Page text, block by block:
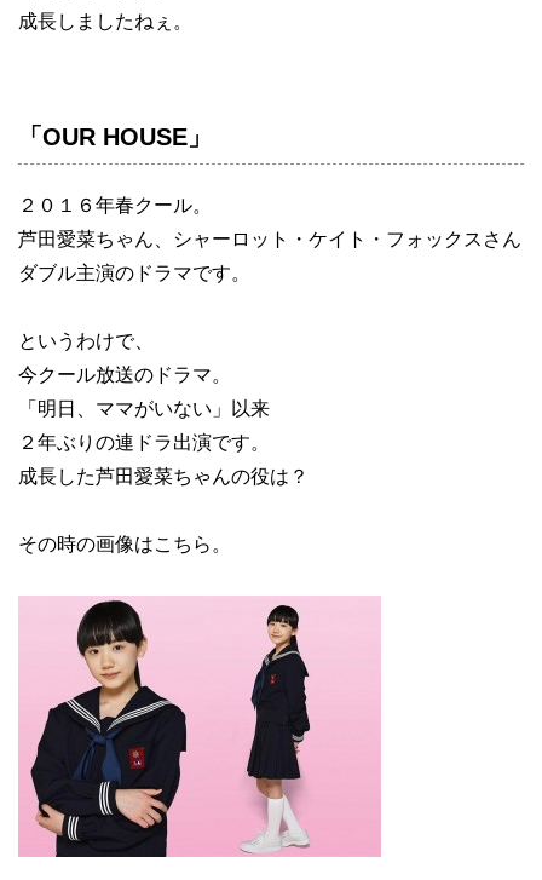
成長しましたねぇ。
「OUR HOUSE」
２０１６年春クール。
芦田愛菜ちゃん、シャーロット・ケイト・フォックスさん
ダブル主演のドラマです。
というわけで、
今クール放送のドラマ。
「明日、ママがいない」以来
２年ぶりの連ドラ出演です。
成長した芦田愛菜ちゃんの役は？
その時の画像はこちら。